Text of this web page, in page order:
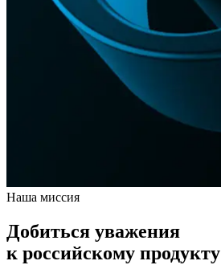
Наша миссия
Добиться уважения
к российскому продукту